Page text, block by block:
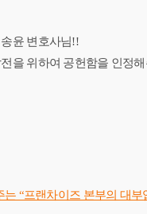
윤 변호사님!!
을 위하여 공헌함을 인정
“프랜차이즈 본부의 대부